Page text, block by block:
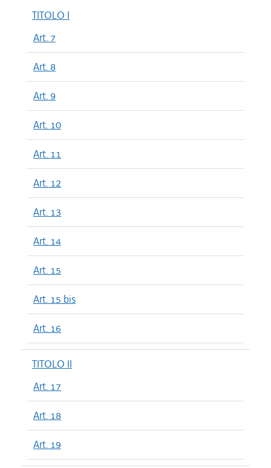
TITOLO I
Art. 7
Art. 8
Art. 9
Art. 10
Art. 11
Art. 12
Art. 13
Art. 14
Art. 15
Art. 15 bis
Art. 16
TITOLO II
Art. 17
Art. 18
Art. 19